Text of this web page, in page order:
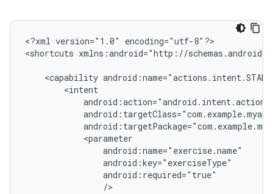
<?xml version="1.0"
encoding="utf-8"?>
<shortcuts xmlns:android="http://
<capability